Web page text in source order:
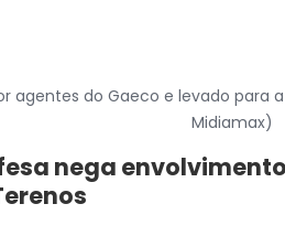
agentes do Gaeco e levado para
Midiamax)
nega